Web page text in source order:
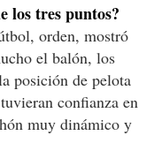
los tres puntos?
orden, mostró
el balón, los
posición de pelota
confianza en
muy dinámico y